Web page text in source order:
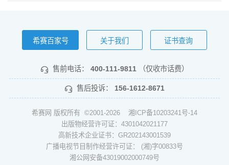
希赛百家号 关于我们 证书查询
售前电话： 400-111-9811 （仅收市话费）
售后投诉： 156-1612-8671
希赛网 版权所有 ©2001-2026 湘ICP备10203241号-14
出版物经营许可证：4301042021177
高新技术企业证书：GR202143001539
广播电视节目制作经营许可证： (湘)字00833号
湘公网安备43019002000749号